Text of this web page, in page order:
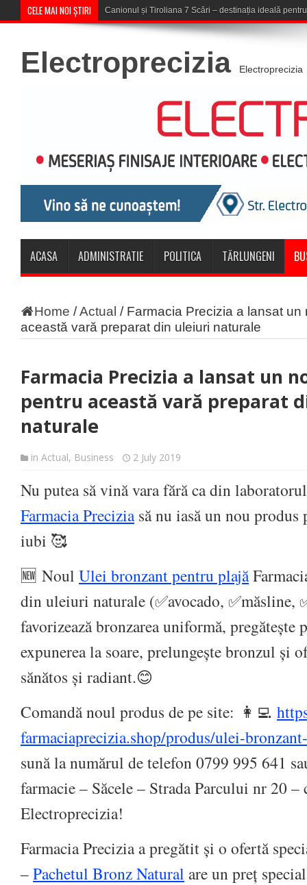
CELE MAI NOI ȘTIRI Concert în aer liber la Komeea Café
Electroprecizia Electroprecizia
ACASA ADMINISTRATIE POLITICA TĂRLUNGENI
Home /Actual / Farmacia Precizia a lansat
această vară preparat din uleiuri naturale
Farmacia Precizia a lansat un
pentru această vară preparat
naturale
in Actual, Business 2 July 2019
Nu putea să vină vara fără ca din laboratorul
Farmacia Preciziasă nu iasă un nou produs
iubi 🥰
🆕 Noul Ulei bronzant pentru plajă
din uleiuri naturale (✅avocado, ✅măsline,
favorizează bronzarea uniformă, pregătește
expunerea la soare, prelungește bronzul și
sănătos și radiant.😊
Comandă noul produs de pe site: 👩‍💻
farmaciaprecizia.shop/produs/ulei-
sună la numărul de telefon 0799 995 641
farmacie – Săcele – Strada Parcului nr 20 –
Electroprecizia!
Farmacia Precizia a pregătit și o ofertă
–Pachetul Bronz Natural are un preț